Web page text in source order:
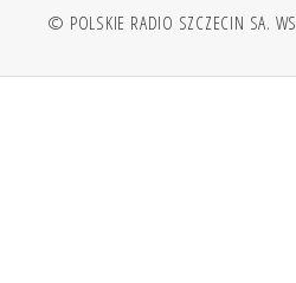
© POLSKIE RADIO SZCZECIN SA.